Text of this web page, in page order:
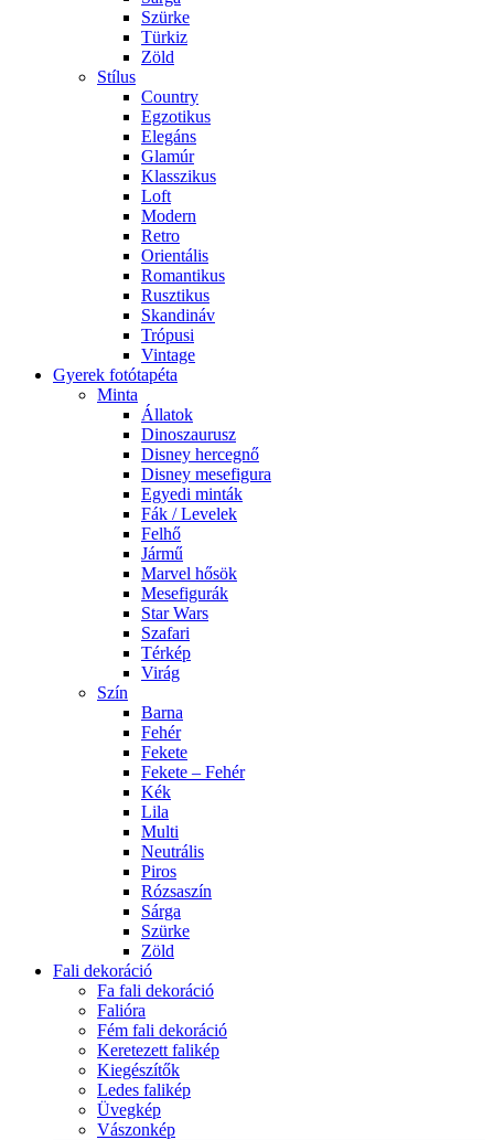
Szürke
Türkiz
Zöld
Stílus
Country
Egzotikus
Elegáns
Glamúr
Klasszikus
Loft
Modern
Retro
Orientális
Romantikus
Rusztikus
Skandináv
Trópusi
Vintage
Gyerek fotótapéta
Minta
Állatok
Dinoszaurusz
Disney hercegnő
Disney mesefigura
Egyedi minták
Fák / Levelek
Felhő
Jármű
Marvel hősök
Mesefigurák
Star Wars
Szafari
Térkép
Virág
Szín
Barna
Fehér
Fekete
Fekete – Fehér
Kék
Lila
Multi
Neutrális
Piros
Rózsaszín
Sárga
Szürke
Zöld
Fali dekoráció
Fa fali dekoráció
Falióra
Fém fali dekoráció
Keretezett falikép
Kiegészítők
Ledes falikép
Üvegkép
Vászonkép